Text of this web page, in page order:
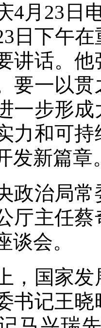
23日电
日下午
讲话。
要一以
一步形
力和可
发新篇章
治局常
厅主任
谈会。
国家发
书记王